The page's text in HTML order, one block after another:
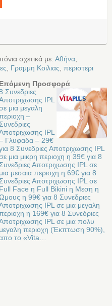
σχετικά με: Αθήνα
Γραμμη Κοιλιας περιστερι
Επόμενη Προσφορά
Συνεδριες
IPL
μια μεγαλη
–
Συνεδριες
IPL
Γλυφαδα – 29€
8 Συνεδριες Αποτριχωσης IPL
μια μικρη περιοχη η 39€ για 8
Συνεδριες Αποτριχωσης IPL σε
μια μεσαια περιοχη η 69€ για 8
Συνεδριες Αποτριχωσης IPL σε
Full Face η Full Bikini η Μεση η
η 99€ για 8 Συνεδριες
IPL σε μια μεγαλη
η 169€ για 8 Συνεδριες
IPL σε μια πολυ
μεγαλη περιοχη (Έκπτωση 90%),
το «Vita…